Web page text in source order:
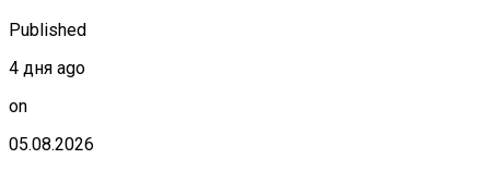
Published
4 дня ago
on
05.08.2026